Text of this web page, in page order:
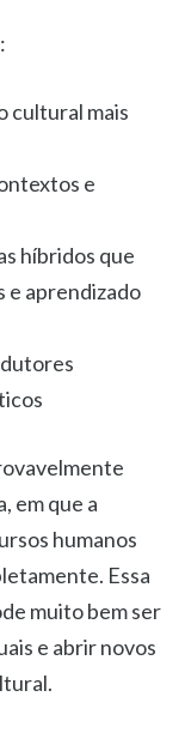
cultural mais
e
híbridos que
e aprendizado
em que a
humanos
Essa
muito bem ser
e abrir novos